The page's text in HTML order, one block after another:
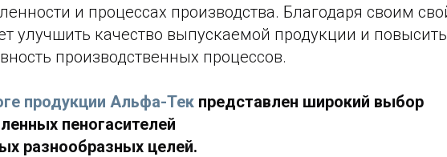
и процессах производства. Благодаря своим
улучшить качество выпускаемой продукции и повысить
производственных процессов.
продукции Альфа-Тек представлен широкий выбор
пеногасителей
разнообразных целей.